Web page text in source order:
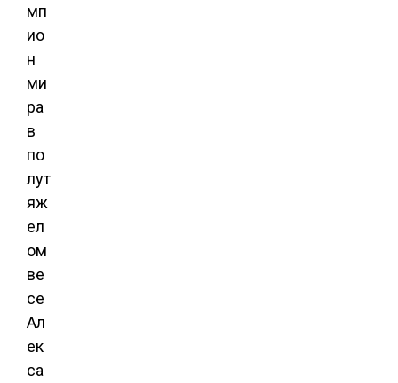
мп
ио
н
ми
ра
в
по
лут
яж
ел
ом
ве
се
Ал
ек
са